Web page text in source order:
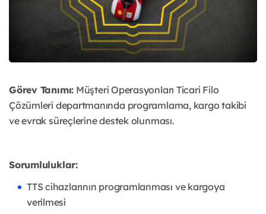
Görev Tanımı: Müşteri Operasyonları Ticari Filo
Çözümleri departmanında programlama, kargo takibi
ve evrak süreçlerine destek olunması.
Sorumluluklar:
TTS cihazlarının programlanması ve kargoya
verilmesi